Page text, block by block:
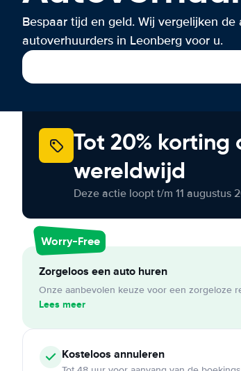
Bespaar tijd en geld. Wij vergelijken de
autoverhuurders in Leonberg voor u.
Tot 20% korting
wereldwijd
Deze actie loopt t/m 11 augustus
Worry-Free
Zorgeloos een auto huren
Onze aanbevolen keuze voor een zorgeloze
Lees meer
Kosteloos annuleren